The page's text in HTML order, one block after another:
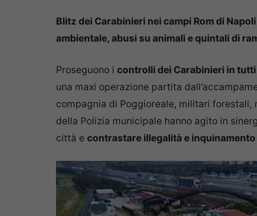
Blitz dei Carabinieri nei campi Rom di
ambientale, abusi su animali e quintali di
Proseguono i controlli dei Carabinieri in
una maxi operazione partita
compagnia di Poggioreale, militari forestali,
della Polizia municipale hanno agito in
città e contrastare illegalità e